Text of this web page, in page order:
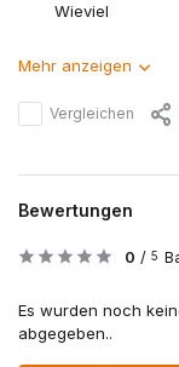
Wieviel
Mehr anzeigen
Vergleichen
Bewertungen
0 / 5
Es wurden noch
abgegeben..